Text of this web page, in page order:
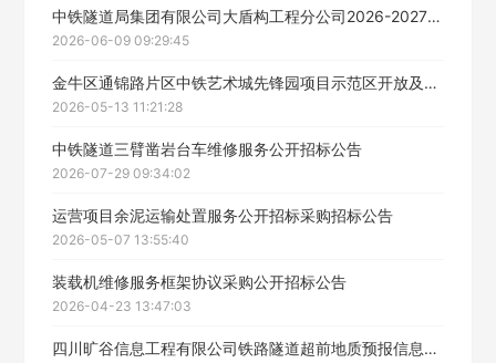
中铁隧道局集团有限公司大盾构工程分公司2026-2027年度福建地区水泵、电机维修服务框架协议公开招标
2026-06-09 09:29:45
金牛区通锦路片区中铁艺术城先锋园项目示范区开放及开盘与暖场活动服务招标（二次）招标公告
2026-05-13 11:21:28
中铁隧道三臂凿岩台车维修服务公开招标公告
2026-07-29 09:34:02
运营项目余泥运输处置服务公开招标采购招标公告
2026-05-07 13:55:40
装载机维修服务框架协议采购公开招标公告
2026-04-23 13:47:03
四川旷谷信息工程有限公司铁路隧道超前地质预报信息系统技术服务采购项目招标公告